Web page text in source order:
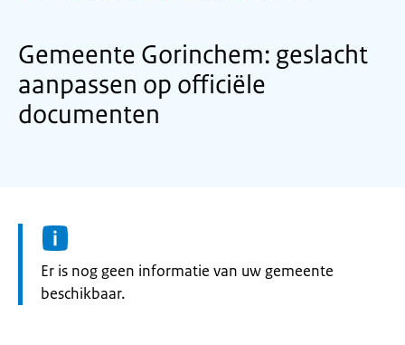
Gemeente Gorinchem: geslacht
aanpassen op officiële
documenten
Informatie:
Er is nog geen informatie van uw gemeente
beschikbaar.